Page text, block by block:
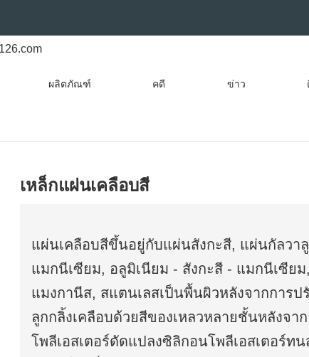
ผลิตภัณฑ์ คดี ข่าว
เหล็กแผ่นเคลือบสี
แผ่นเคลือบสีขึ้นอยู่กับแผ่นสังกะสี, แผ่นกัลวา
แมกนีเซียม, อลูมิเนียม - สังกะสี - แมกนีเซีย
แมงกานีส, สแตนเลสเป็นพื้นผิวหลังจากการ
ลูกกลิ้งเคลือบด้วยสีของเหลวหลายชั้นหลังจา
โพลีเอสเตอร์ดัดแปลงซิลิกอนโพลีเอสเตอร์ท